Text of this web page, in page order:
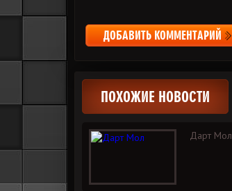
ДОБАВИТЬ КОММЕНТАРИЙ
ПОХОЖИЕ НОВОСТИ
Дарт Мол